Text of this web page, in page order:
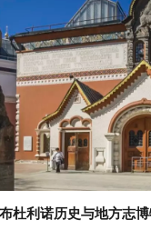
杜利诺历史与地方志